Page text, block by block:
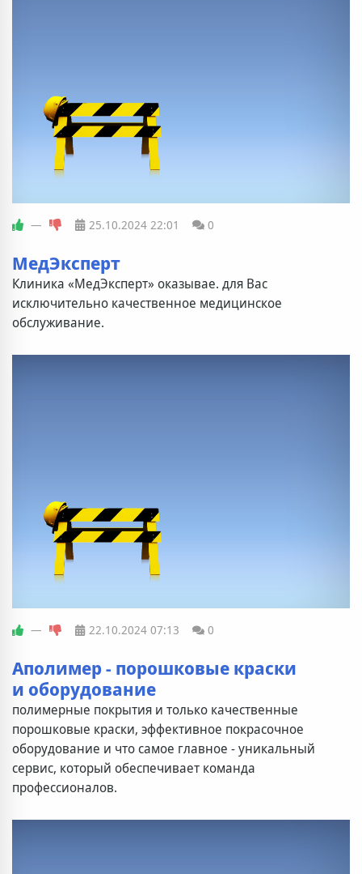
— 25.10.2024 22:01 0
МедЭксперт
Клиника «МедЭксперт» оказывае. для Вас
исключительно качественное медицинское
обслуживание.
— 22.10.2024 07:13 0
Аполимер - порошковые краски
и оборудование
полимерные покрытия и только качественные
порошковые краски, эффективное покрасочное
оборудование и что самое главное - уникальный
сервис, который обеспечивает команда
профессионалов.